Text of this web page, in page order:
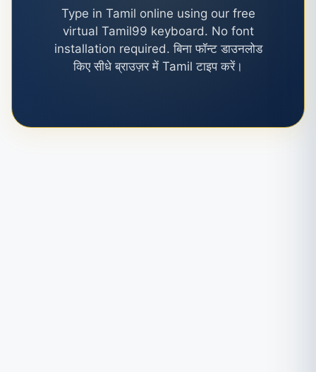
Type in Tamil online using our free
virtual Tamil99 keyboard. No font
installation required. बिना फॉन्ट डाउनलोड
किए सीधे ब्राउज़र में Tamil टाइप करें।